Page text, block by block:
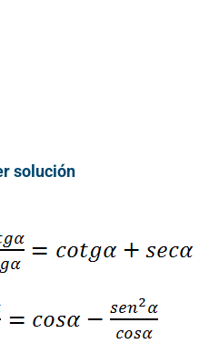
solución
segundo
matemáticas